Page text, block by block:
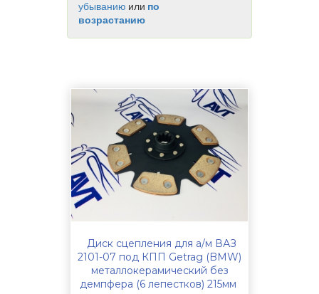
убыванию или по
возрастанию
Диск сцепления для а/м ВАЗ
2101-07 под КПП Getrag (BMW)
металлокерамический без
демпфера (6 лепестков) 215мм